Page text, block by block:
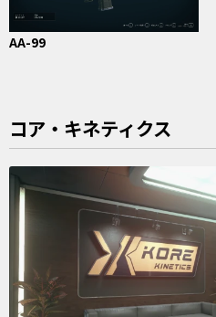
AA-99
コア・キネティクス